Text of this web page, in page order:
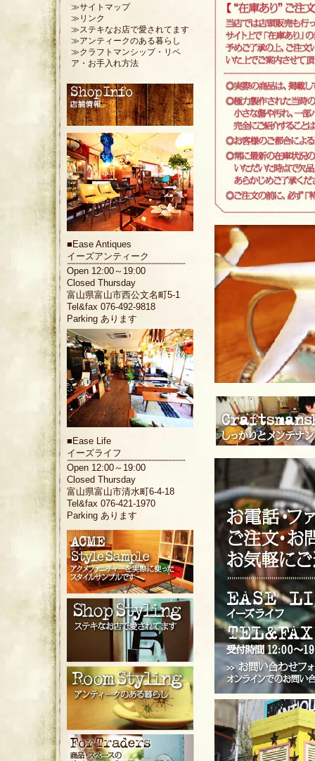
≫サイトマップ
≫リンク
≫ステキなお店で愛されてます
≫アンティークのある暮らし
≫クラフトマンシップ・リペ
ア・お手入れ方法
■ Ease Antiques
イーズアンティーク
Open 12:00～19:00
Closed Thursday
富山県富山市西公文名町5-1
Tel&fax 076-492-9818
Parking あります
■ Ease Life
イーズライフ
Open 12:00～19:00
Closed Thursday
富山県富山市清水町6-4-18
Tel&fax 076-421-1970
Parking あります